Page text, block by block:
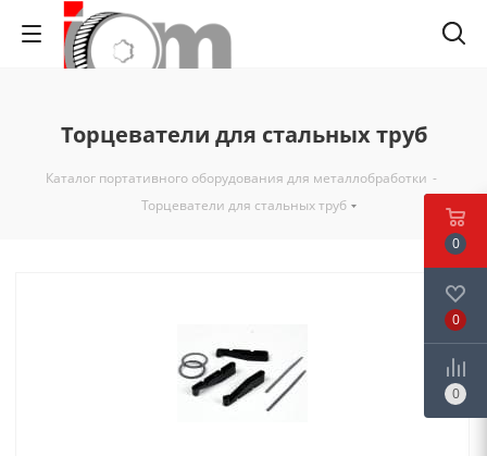
Торцеватели для стальных труб
Каталог портативного оборудования для металлобработки -
Торцеватели для стальных труб
0
0
0